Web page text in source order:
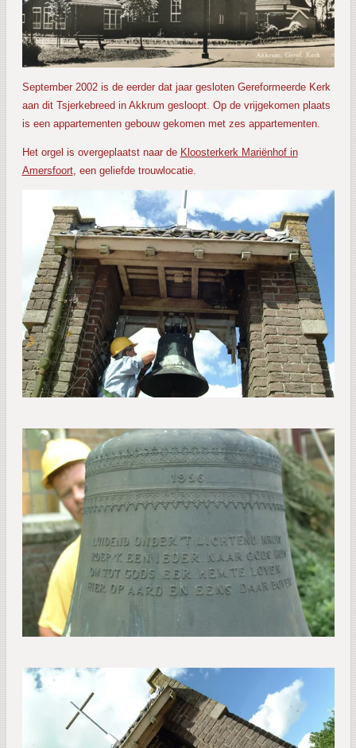
September 2002 is de eerder dat jaar gesloten Gereformeerde Kerk
aan dit Tsjerkebreed in Akkrum gesloopt. Op de vrijgekomen plaats
is een appartementen gebouw gekomen met zes appartementen.
Het orgel is overgeplaatst naar de Kloosterkerk Mariënhof in
Amersfoort, een geliefde trouwlocatie.